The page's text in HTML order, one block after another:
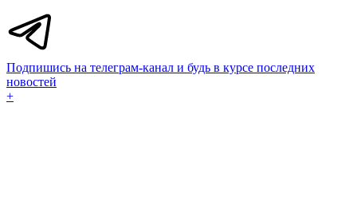
Подпишись на телеграм-канал и будь в курсе последних
новостей
+